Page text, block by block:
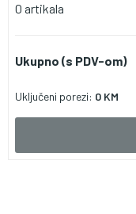
0 artikala
Ukupno (s PDV-om)
Uključeni porezi: 0 KM